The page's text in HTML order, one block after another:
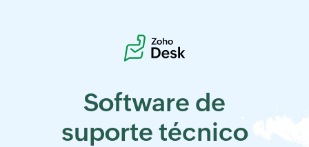
Software de
suporte técnico